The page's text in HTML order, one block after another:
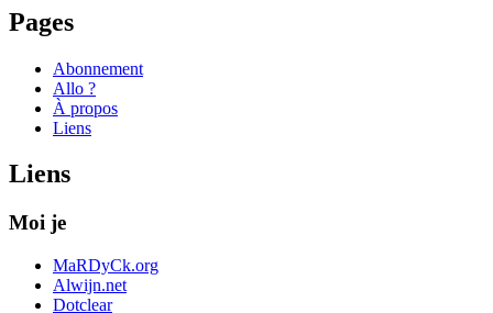
Pages
Abonnement
Allo ?
À propos
Liens
Liens
Moi je
MaRDyCk.org
Alwijn.net
Dotclear